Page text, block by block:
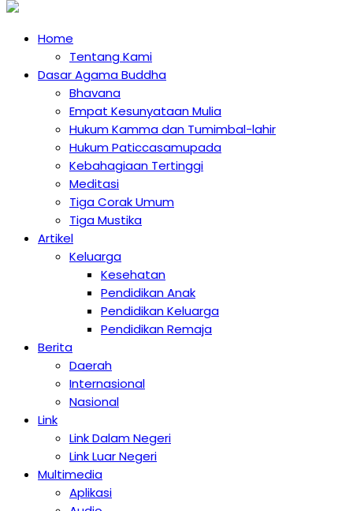
Home
Tentang Kami
Dasar Agama Buddha
Bhavana
Empat Kesunyataan Mulia
Hukum Kamma dan Tumimbal-lahir
Hukum Paticcasamupada
Kebahagiaan Tertinggi
Meditasi
Tiga Corak Umum
Tiga Mustika
Artikel
Keluarga
Kesehatan
Pendidikan Anak
Pendidikan Keluarga
Pendidikan Remaja
Berita
Daerah
Internasional
Nasional
Link
Link Dalam Negeri
Link Luar Negeri
Multimedia
Aplikasi